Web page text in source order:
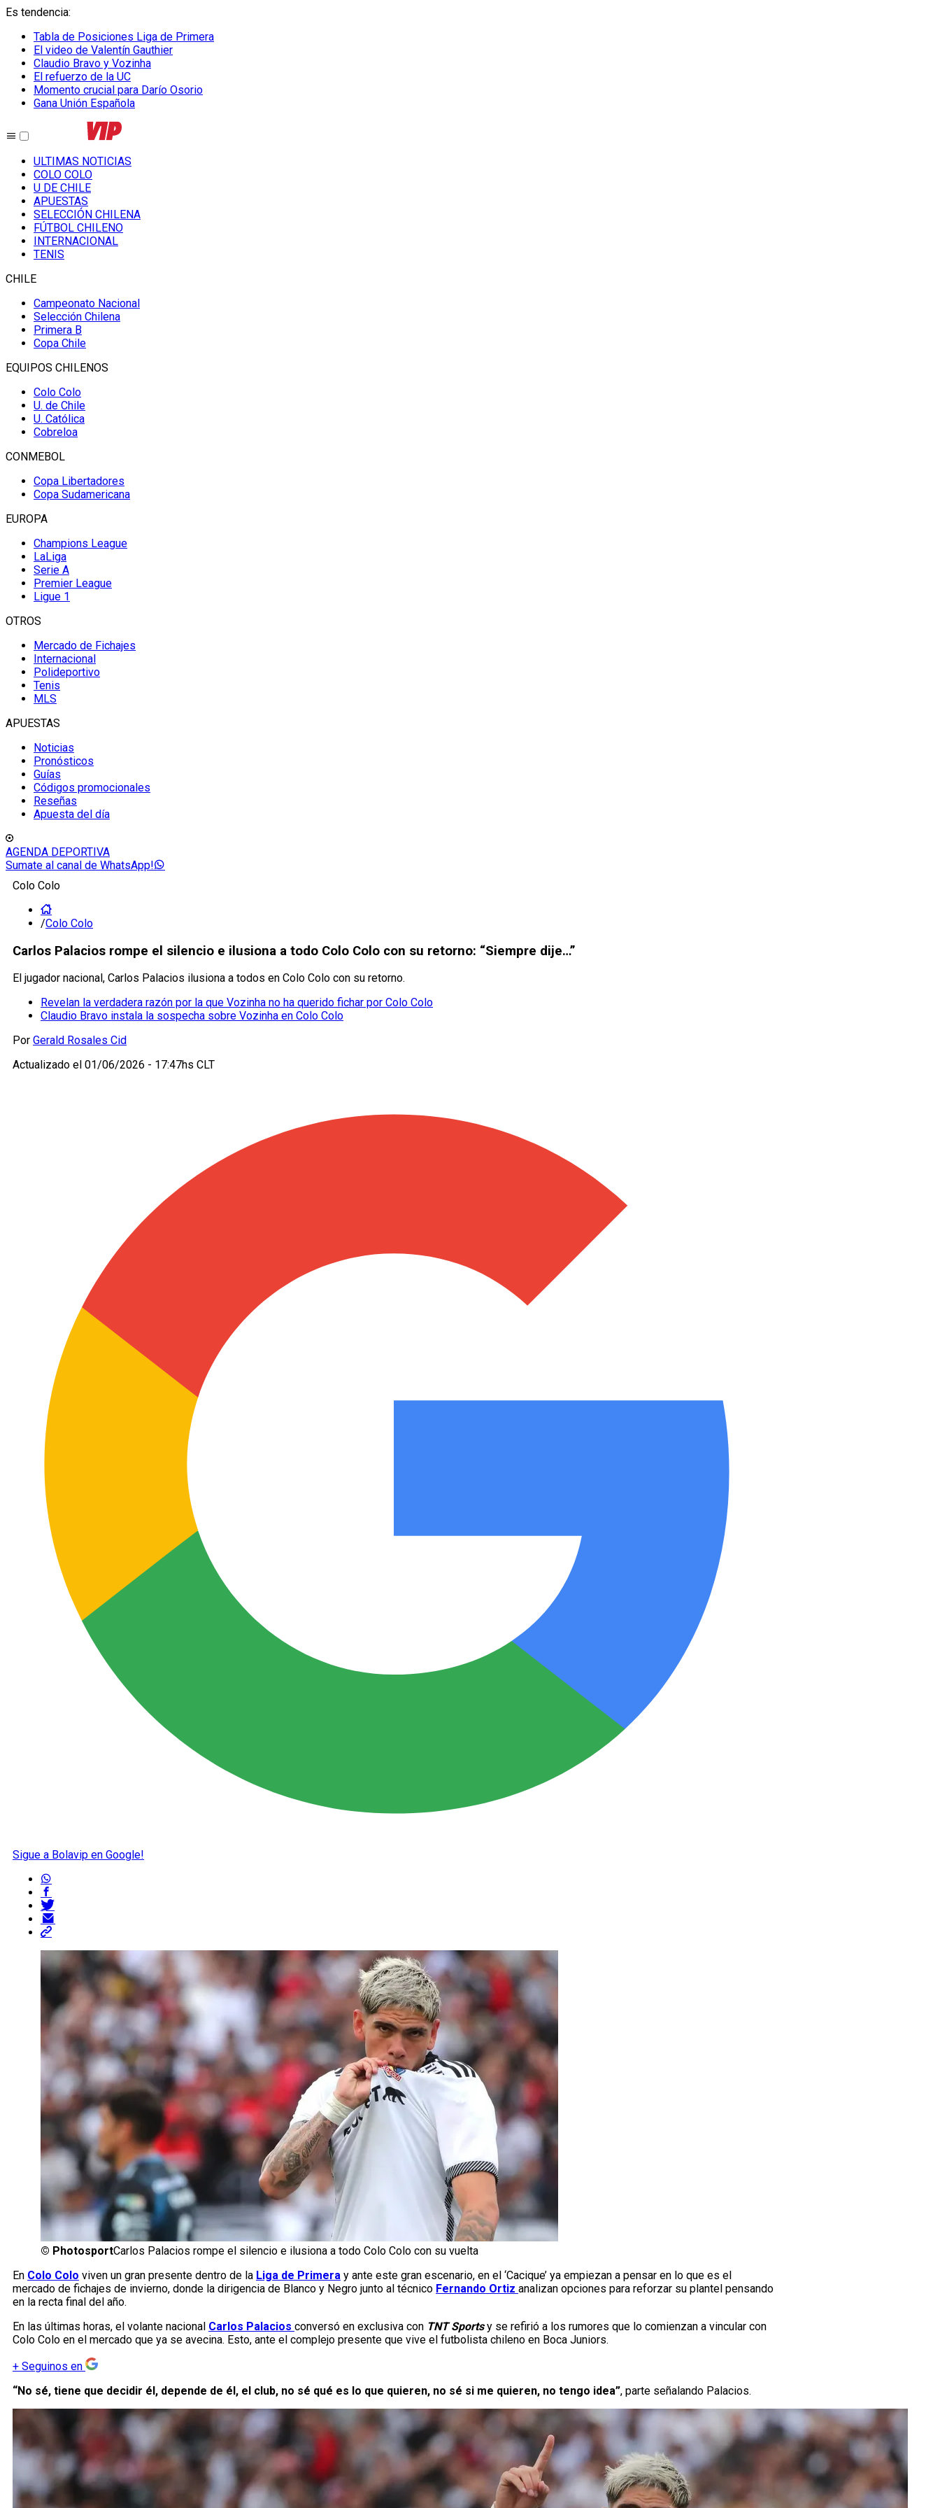
Es tendencia:
Tabla de Posiciones Liga de Primera
El video de Valentín Gauthier
Claudio Bravo y Vozinha
El refuerzo de la UC
Momento crucial para Darío Osorio
Gana Unión Española
ULTIMAS NOTICIAS
COLO COLO
U DE CHILE
APUESTAS
SELECCIÓN CHILENA
FÚTBOL CHILENO
INTERNACIONAL
TENIS
CHILE
Campeonato Nacional
Selección Chilena
Primera B
Copa Chile
EQUIPOS CHILENOS
Colo Colo
U. de Chile
U. Católica
Cobreloa
CONMEBOL
Copa Libertadores
Copa Sudamericana
EUROPA
Champions League
LaLiga
Serie A
Premier League
Ligue 1
OTROS
Mercado de Fichajes
Internacional
Polideportivo
Tenis
MLS
APUESTAS
Noticias
Pronósticos
Guías
Códigos promocionales
Reseñas
Apuesta del día
AGENDA DEPORTIVA
Sumate al canal de WhatsApp!
Colo Colo
/Colo Colo
Carlos Palacios rompe el silencio e ilusiona a todo Colo Colo con su retorno: “Siempre dije…”
El jugador nacional, Carlos Palacios ilusiona a todos en Colo Colo con su retorno.
Revelan la verdadera razón por la que Vozinha no ha querido fichar por Colo Colo
Claudio Bravo instala la sospecha sobre Vozinha en Colo Colo
Por Gerald Rosales Cid
Actualizado el 01/06/2026 - 17:47hs CLT
Sigue a Bolavip en Google!
© PhotosportCarlos Palacios rompe el silencio e ilusiona a todo Colo Colo con su vuelta
En Colo Colo viven un gran presente dentro de la Liga de Primera y ante este gran escenario, en el ‘Cacique’ ya empiezan a pensar en lo que es el
mercado de fichajes de invierno, donde la dirigencia de Blanco y Negro junto al técnico Fernando Ortiz analizan opciones para reforzar su plantel pensando
en la recta final del año.
En las últimas horas, el volante nacional Carlos Palacios conversó en exclusiva con TNT Sportsy se refirió a los rumores que lo comienzan a vincular con
Colo Colo en el mercado que ya se avecina. Esto, ante el complejo presente que vive el futbolista chileno en Boca Juniors.
+ Seguinos en
“No sé, tiene que decidir él, depende de él, el club, no sé qué es lo que quieren, no sé si me quieren, no tengo idea”, parte señalando Palacios.